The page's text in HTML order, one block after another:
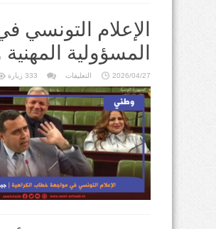
الإعلام التونسي
المسؤولية
2026/04/27 التعليقات على
التونسي
في
مواجهة
خطاب
الكراهية:
جدلية
المسؤولية
المهنية
وتآكل
الفضاء
الديمقراطي
مغلقة
333 زيارة